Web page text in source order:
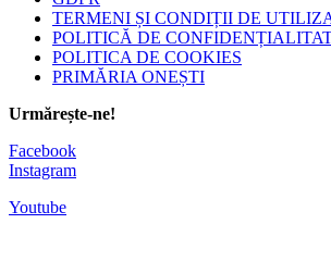
TERMENI ȘI CONDIȚII DE
POLITICĂ DE
POLITICA DE COOKIES
PRIMĂRIA ONEȘTI
Urmărește-ne!
Facebook
Instagram
Youtube